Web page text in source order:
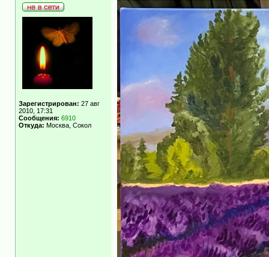
Зарегистрирован: 27 авг
2010, 17:31
Сообщения: 6910
Откуда: Москва, Сокол